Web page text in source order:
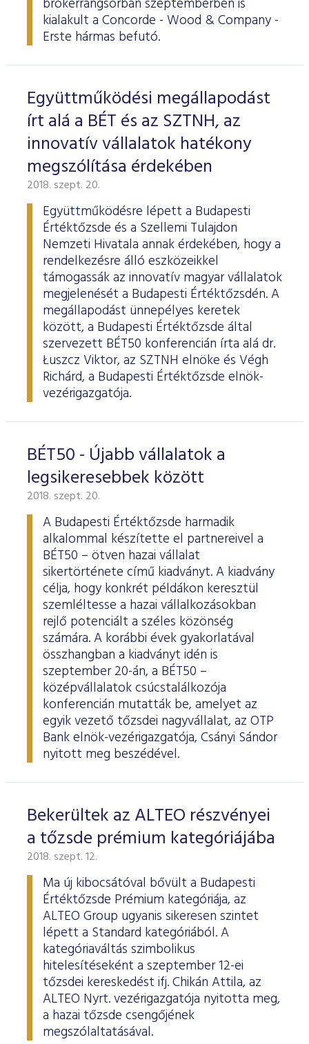
ESG Útmutató
brókerrangsorban szeptemberben is
kialakult a Concorde - Wood & Company -
Erste hármas befutó.
Együttműködési megállapodást
írt alá a BÉT és az SZTNH, az
innovatív vállalatok hatékony
megszólítása érdekében
2018. szept. 20.
Együttműködésre lépett a Budapesti
Értéktőzsde és a Szellemi Tulajdon
Nemzeti Hivatala annak érdekében, hogy a
rendelkezésre álló eszközeikkel
támogassák az innovatív magyar vállalatok
megjelenését a Budapesti Értéktőzsdén. A
megállapodást ünnepélyes keretek
között, a Budapesti Értéktőzsde által
szervezett BÉT50 konferencián írta alá dr.
Łuszcz Viktor, az SZTNH elnöke és Végh
Richárd, a Budapesti Értéktőzsde elnök-
vezérigazgatója.
BÉT50 - Újabb vállalatok a
legsikeresebbek között
2018. szept. 20.
A Budapesti Értéktőzsde harmadik
alkalommal készítette el partnereivel a
BÉT50 – ötven hazai vállalat
sikertörténete című kiadványt. A kiadvány
célja, hogy konkrét példákon keresztül
szemléltesse a hazai vállalkozásokban
rejlő potenciált a széles közönség
számára. A korábbi évek gyakorlatával
összhangban a kiadványt idén is
szeptember 20-án, a BÉT50 –
középvállalatok csúcstalálkozója
konferencián mutatták be, amelyet az
egyik vezető tőzsdei nagyvállalat, az OTP
Bank elnök-vezérigazgatója, Csányi Sándor
nyitott meg beszédével.
Bekerültek az ALTEO részvényei
a tőzsde prémium kategóriájába
2018. szept. 12.
Ma új kibocsátóval bővült a Budapesti
Értéktőzsde Prémium kategóriája, az
ALTEO Group ugyanis sikeresen szintet
lépett a Standard kategóriából. A
kategóriaváltás szimbolikus
hitelesítéseként a szeptember 12-ei
tőzsdei kereskedést ifj. Chikán Attila, az
ALTEO Nyrt. vezérigazgatója nyitotta meg,
a hazai tőzsde csengőjének
megszólaltatásával.